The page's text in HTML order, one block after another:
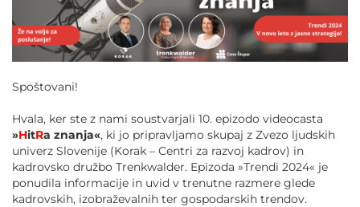
ZEMLJEVID STRANI
IZJAVA O DOSTOPNOSTI
Spoštovani!
Hvala, ker ste z nami soustvarjali 10. epizodo videocasta
»HitRa znanja«, ki jo pripravljamo skupaj z Zvezo ljudskih
univerz Slovenije (Korak – Centri za razvoj kadrov) in
kadrovsko družbo Trenkwalder. Epizoda »Trendi 2024« je
ponudila informacije in uvid v trenutne razmere glede
kadrovskih, izobraževalnih ter gospodarskih trendov.